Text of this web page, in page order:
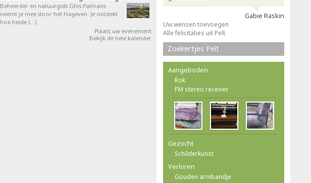
Beheerder en natuurgids Ghis Palmans
neemt je mee door het Hageven. Je ontdekt
hoe heide (…)
Plaats uw evenement
Bekijk de hele kalender
Gabie Raskin
Uw wensen toevoegen
Alle felicitaties uit Pelt
Zoekertjes Pelt
Aangeboden
Rok
FM stereo receiver
Gezocht
Schilderkunst
Verloren
Gouden armbandje